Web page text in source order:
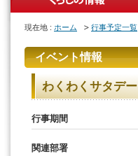
現在地 : ホーム 行事予定一覧
イベント情報
わくわくサタデー
行事期間
関連部署